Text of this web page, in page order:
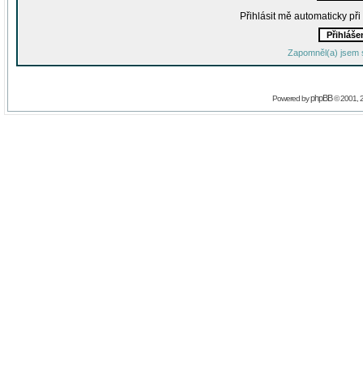
Přihlásit mě automaticky
Zapomněl(a) jsem
Powered byphpBB© 2001,